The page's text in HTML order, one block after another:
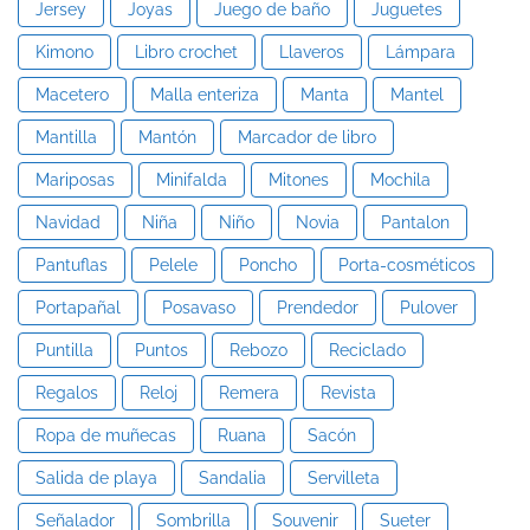
Jersey Joyas Juego de baño Juguetes
Kimono Libro crochet Llaveros Lámpara
Macetero Malla enteriza Manta Mantel
Mantilla Mantón Marcador de libro
Mariposas Minifalda Mitones Mochila
Navidad Niña Niño Novia Pantalon
Pantuflas Pelele Poncho Porta-cosméticos
Portapañal Posavaso Prendedor Pulover
Puntilla Puntos Rebozo Reciclado
Regalos Reloj Remera Revista
Ropa de muñecas Ruana Sacón
Salida de playa Sandalia Servilleta
Señalador Sombrilla Souvenir Sueter